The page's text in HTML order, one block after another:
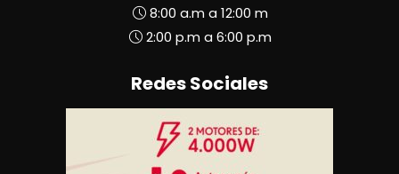
8:00 a.m a 12:00 m
2:00 p.m a 6:00 p.m
Redes Sociales